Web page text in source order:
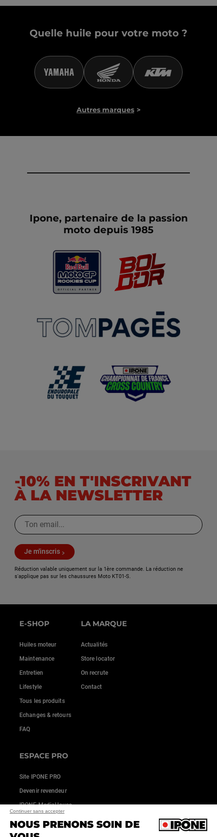
Continuer sans accepter
NOUS PRENONS SOIN DE
Quelle huile pour votre moto ?
Autres marques
Ipone, partenaire de la passion
moto depuis 1985
-10% EN T'INSCRIVANT
À LA NEWSLETTER
Je m'inscris
Réduction valable uniquement sur la 1ère commande. La réduction ne
s'applique pas sur les chaussures Moto KT01-S.
E-SHOP
Huiles moteur
Maintenance
Entretien
Lifestyle
Tous les produits
Echanges & retours
FAQ
LA MARQUE
Actualités
Store locator
On recrute
Contact
ESPACE PRO
Site IPONE PRO
Devenir revendeur
IPONE MediaHouse